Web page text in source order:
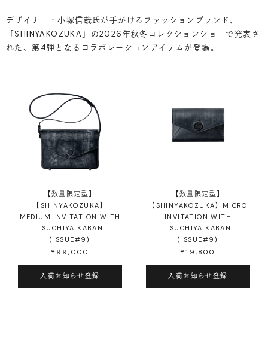
デザイナー・小塚信哉氏が手がけるファッションブランド、
「SHINYAKOZUKA」の2026年秋冬コレクションショーで発表さ
れた、第4弾となるコラボレーションアイテムが登場。
【数量限定型】
【SHINYAKOZUKA】
MEDIUM INVITATION WITH
TSUCHIYA KABAN
(ISSUE#9)
¥99,000
入荷お知らせ登録
【数量限定型】
【SHINYAKOZUKA】MICRO
INVITATION WITH
TSUCHIYA KABAN
(ISSUE#9)
¥19,800
入荷お知らせ登録